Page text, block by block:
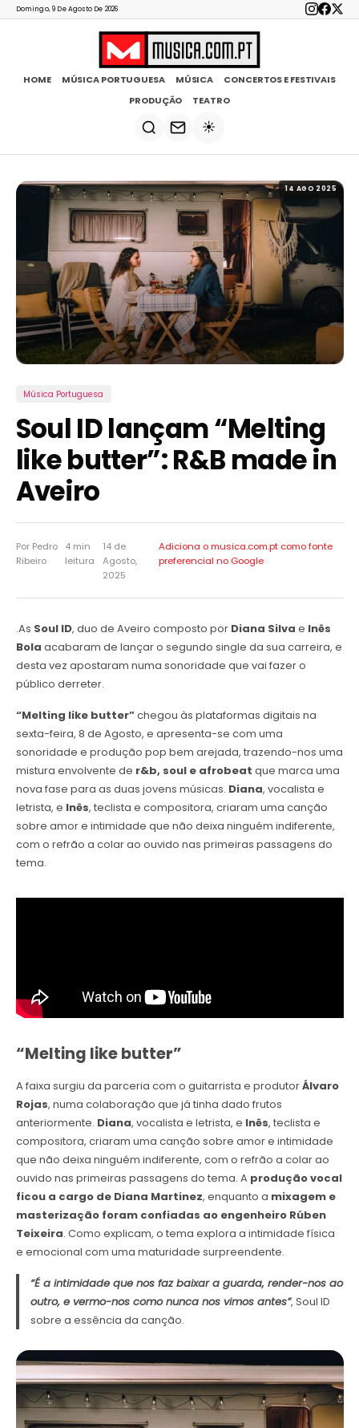
Domingo, 9 De Agosto De 2026
HOME MÚSICA PORTUGUESA MÚSICA
CONCERTOS E FESTIVAIS
PRODUÇÃO
TEATRO
☀️
14 AGO 2025
Música Portuguesa
Soul ID lançam “Melting
like butter”: R&B made in
Aveiro
Por Pedro
Ribeiro
4 min
leitura
14 de
Agosto,
2025
Adiciona o musica.com.pt comofonte
preferencial no Google
.As Soul ID, duo de Aveiro composto por Diana Silva e Inês
Bola acabaram de lançar o segundo single da sua carreira, e
desta vez apostaram numa sonoridade que vai fazer o
público derreter.
“Melting like butter”chegou às plataformas digitais na
sexta-feira, 8 de Agosto, e apresenta-se com uma
sonoridade e produção pop bem arejada, trazendo-nos uma
mistura envolvente de r&b, soul e afrobeat que marca uma
nova fase para as duas jovens músicas. Diana, vocalista e
letrista, e Inês, teclista e compositora, criaram uma canção
sobre amor e intimidade que não deixa ninguém indiferente,
com o refrão a colar ao ouvido nas primeiras passagens do
tema.
“Melting like butter”
A faixa surgiu da parceria com o guitarrista e produtorÁlvaro
Rojas, numa colaboração que já tinha dado frutos
anteriormente. Diana, vocalista e letrista, e Inês, teclista e
compositora, criaram uma canção sobre amor e intimidade
que não deixa ninguém indiferente, com o refrão a colar ao
ouvido nas primeiras passagens do tema. A produção vocal
ficou a cargo de Diana Martinez, enquanto a mixagem e
masterização foram confiadas ao engenheiro Rúben
Teixeira. Como explicam, o tema explora a intimidade física
e emocional com uma maturidade surpreendente.
“É a intimidade que nos faz baixar a guarda, render-nos ao
outro, e vermo-nos como nunca nos vimos antes”, Soul ID
sobre a essência da canção.